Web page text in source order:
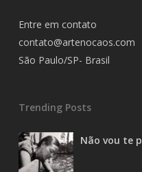
Entre em contato
contato@artenocaos.com
São Paulo/SP- Brasil
Trending Posts
Não vou te